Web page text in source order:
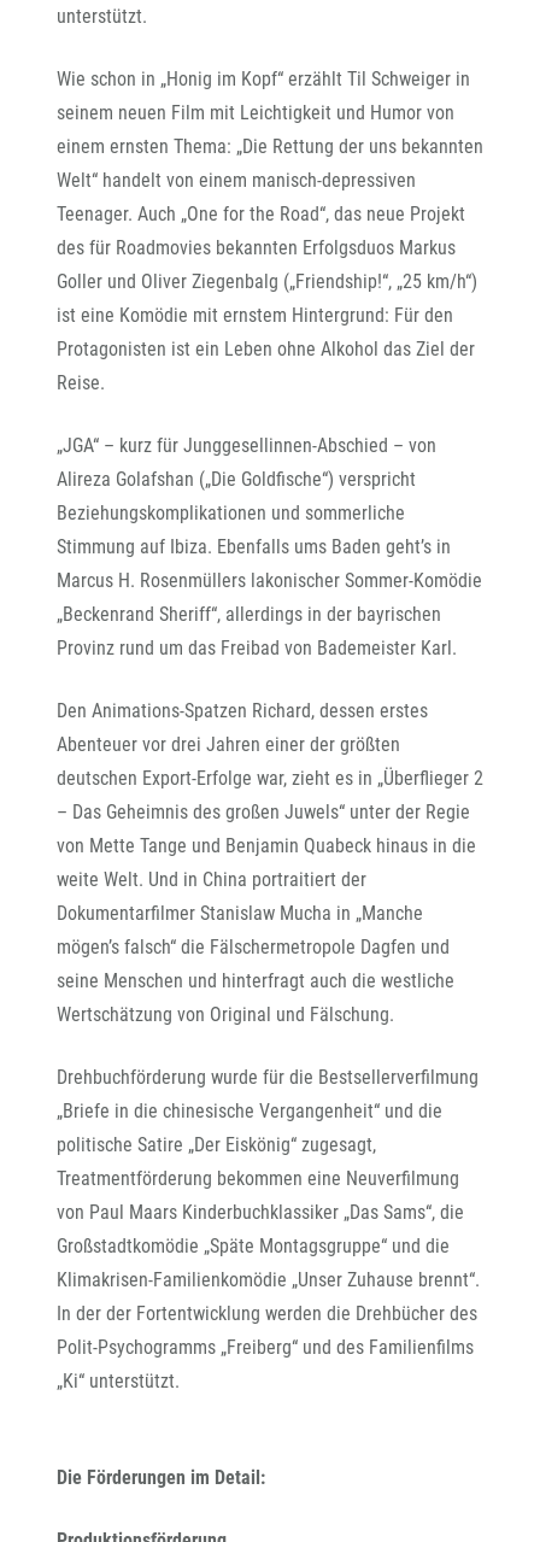
unterstützt.
Wie schon in „Honig im Kopf“ erzählt Til Schweiger in
seinem neuen Film mit Leichtigkeit und Humor von
einem ernsten Thema: „Die Rettung der uns bekannten
Welt“ handelt von einem manisch-depressiven
Teenager. Auch „One for the Road“, das neue Projekt
des für Roadmovies bekannten Erfolgsduos Markus
Goller und Oliver Ziegenbalg („Friendship!“, „25 km/h“)
ist eine Komödie mit ernstem Hintergrund: Für den
Protagonisten ist ein Leben ohne Alkohol das Ziel der
Reise.
„JGA“ – kurz für Junggesellinnen-Abschied – von
Alireza Golafshan („Die Goldfische“) verspricht
Beziehungskomplikationen und sommerliche
Stimmung auf Ibiza. Ebenfalls ums Baden geht’s in
Marcus H. Rosenmüllers lakonischer Sommer-Komödie
„Beckenrand Sheriff“, allerdings in der bayrischen
Provinz rund um das Freibad von Bademeister Karl.
Den Animations-Spatzen Richard, dessen erstes
Abenteuer vor drei Jahren einer der größten
deutschen Export-Erfolge war, zieht es in „Überflieger 2
– Das Geheimnis des großen Juwels“ unter der Regie
von Mette Tange und Benjamin Quabeck hinaus in die
weite Welt. Und in China portraitiert der
Dokumentarfilmer Stanislaw Mucha in „Manche
mögen’s falsch“ die Fälschermetropole Dagfen und
seine Menschen und hinterfragt auch die westliche
Wertschätzung von Original und Fälschung.
Drehbuchförderung wurde für die Bestsellerverfilmung
„Briefe in die chinesische Vergangenheit“ und die
politische Satire „Der Eiskönig“ zugesagt,
Treatmentförderung bekommen eine Neuverfilmung
von Paul Maars Kinderbuchklassiker „Das Sams“, die
Großstadtkomödie „Späte Montagsgruppe“ und die
Klimakrisen-Familienkomödie „Unser Zuhause brennt“.
In der der Fortentwicklung werden die Drehbücher des
Polit-Psychogramms „Freiberg“ und des Familienfilms
„Ki“ unterstützt.
Die Förderungen im Detail: